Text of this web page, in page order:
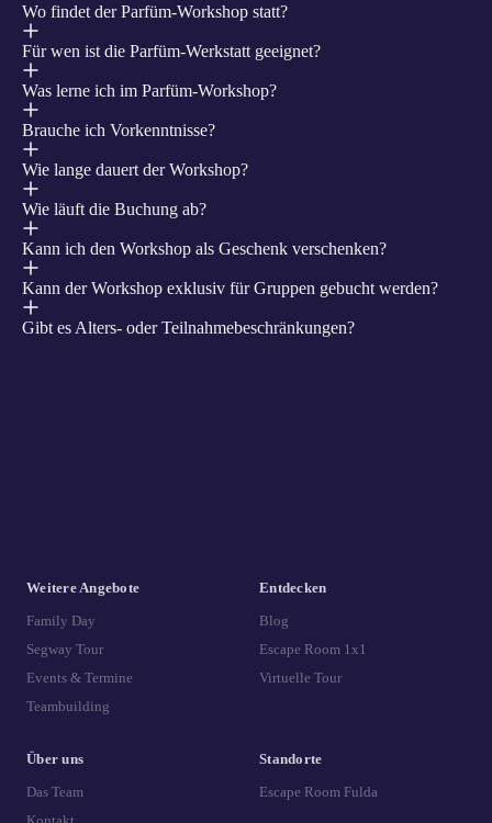
Wo findet der Parfüm‑Workshop statt?
Für wen ist die Parfüm‑Werkstatt geeignet?
Was lerne ich im Parfüm‑Workshop?
Brauche ich Vorkenntnisse?
Wie lange dauert der Workshop?
Wie läuft die Buchung ab?
Kann ich den Workshop als Geschenk verschenken?
Kann der Workshop exklusiv für Gruppen gebucht werden?
Gibt es Alters‑ oder Teilnahmebeschränkungen?
Weitere Angebote
Family Day
Segway Tour
Events & Termine
Teambuilding
Entdecken
Blog
Escape Room 1x1
Virtuelle Tour
Über uns
Das Team
Standorte
Escape Room Fulda